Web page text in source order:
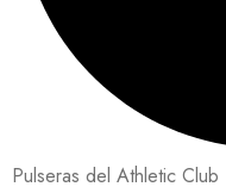
Pulseras del Athletic Club